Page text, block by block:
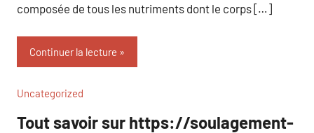
composée de tous les nutriments dont le corps […]
Continuer la lecture
Uncategorized
Tout savoir sur https://soulagement-